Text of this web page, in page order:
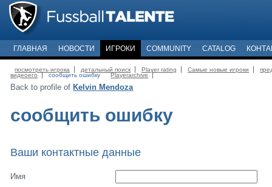
ГЛАВНАЯ НОВОСТИ ИГРОКИ COMMUNITY CATALOG
посмотреть игрока детальный поиск Player rating Самые новые игроки
видеоего
сообщить ошибку Playerarchive
Back to profile of Kelvin Mendoza
сообщить ошибку
Ваши контактные данные
Имя